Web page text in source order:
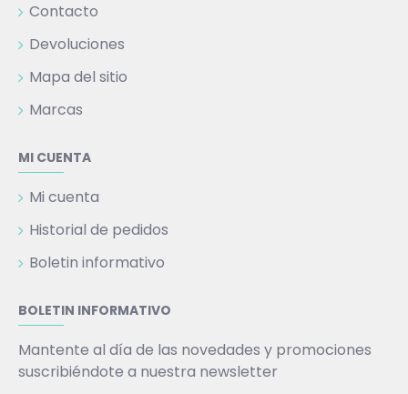
Contacto
Devoluciones
Mapa del sitio
Marcas
MI CUENTA
Mi cuenta
Historial de pedidos
Boletin informativo
BOLETIN INFORMATIVO
Mantente al día de las novedades y promociones
suscribiéndote a nuestra newsletter